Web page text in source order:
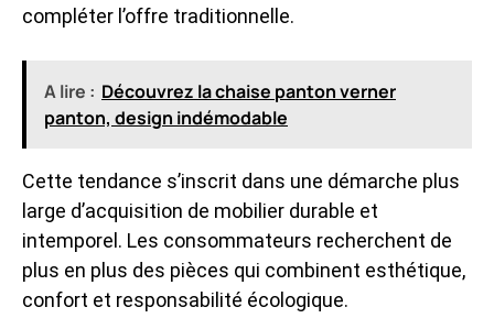
compléter l’offre traditionnelle.
A lire : Découvrez la chaise panton verner
panton, design indémodable
Cette tendance s’inscrit dans une démarche plus
large d’acquisition de mobilier durable et
intemporel. Les consommateurs recherchent de
plus en plus des pièces qui combinent esthétique,
confort et responsabilité écologique.